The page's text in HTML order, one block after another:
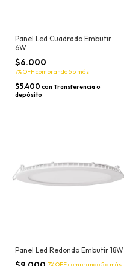
Panel Led Cuadrado Embutir
6W
$6.000
7% OFFcomprando 5 o más
$5.400 con Transferencia o
depósito
Panel Led Redondo Embutir 18W
7% OFFcomprando 5 o más